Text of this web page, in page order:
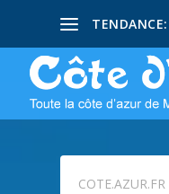
TENDANCE:
COTE.AZUR.FR